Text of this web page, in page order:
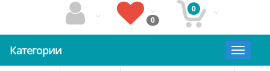
0
0
Категории
Toggle